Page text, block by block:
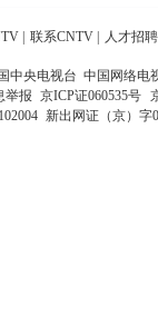
联系CNTV 人才招聘
中央电视台 中国网络电
举报 京ICP证060535号
新出网证（京）